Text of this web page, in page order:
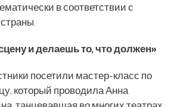
в соответствии с
и делаешь то, что должен»
посетили мастер-класс по
который проводила Анна